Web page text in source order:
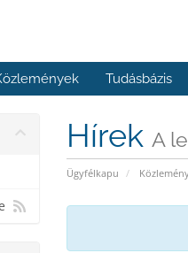
Tudásbázis
Hírek A
Ügyfélkapu